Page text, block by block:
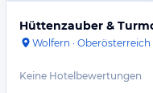
Hüttenzauber &
Wolfern · Oberösterreich
Keine Hotelbewertungen